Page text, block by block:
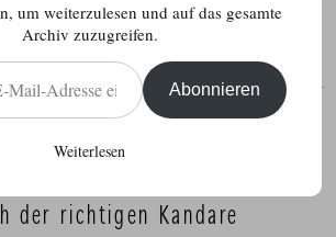
der richtigen Kandare
um weiterzulesen und auf das gesamte
Archiv zuzugreifen.
Abonnieren
Weiterlesen